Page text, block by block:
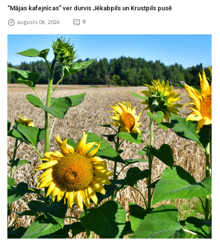
“Mājas kafejnīcas” ver durvis Jēkabpils un Krustpils pusē
augusts 06 , 2026 0